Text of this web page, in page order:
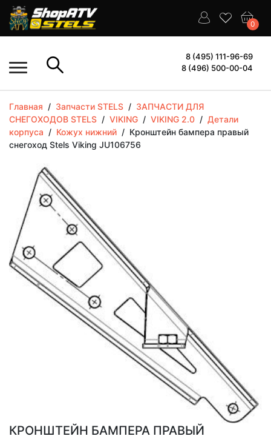
0
8 (495) 111-96-69
8 (496) 500-00-04
Главная / Запчасти STELS / ЗАПЧАСТИ ДЛЯ
СНЕГОХОДОВ STELS / VIKING / VIKING 2.0 / Детали
корпуса / Кожух нижний / Кронштейн бампера правый
снегоход Stels Viking JU106756
КРОНШТЕЙН БАМПЕРА ПРАВЫЙ